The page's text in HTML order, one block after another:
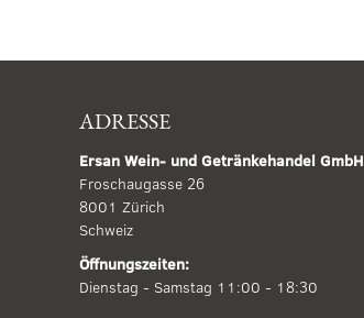
ADRESSE
Ersan Wein- und Getränkehandel GmbH
Froschaugasse 26
8001 Zürich
Schweiz
Öffnungszeiten:
Dienstag - Samstag 11:00 - 18:30